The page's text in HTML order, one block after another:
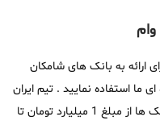
ارائه به بانک های شامکان
ما استفاده نمایید . تیم ایران
سند توانایی تامین وثیقه اجاره ای بریا بانک ها از مبلغ 1 میلیارد تومان تا